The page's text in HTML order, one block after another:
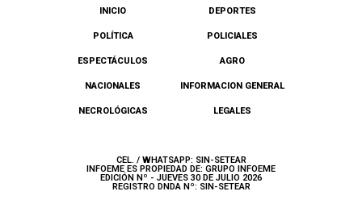
INICIO DEPORTES
POLÍTICA POLICIALES
ESPECTÁCULOS AGRO
NACIONALES INFORMACION GENERAL
NECROLÓGICAS LEGALES
CEL. / WHATSAPP: SIN-SETEAR
INFOEME ES PROPIEDAD DE: GRUPO INFOEME
EDICIÓN Nº - JUEVES 30 DE JULIO 2026
REGISTRO DNDA Nº: SIN-SETEAR